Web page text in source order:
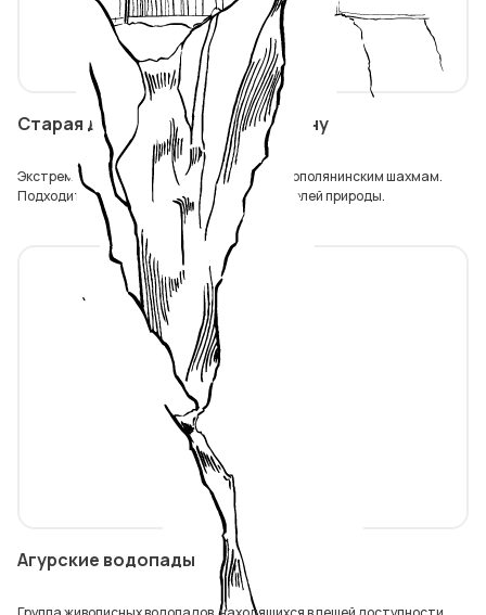
Старая дорога на Красную Поляну
Экстремальный маршрут, ведущий к Краснополянинским шахмам.
Подходит для опытных водителей и любителей природы.
Агурские водопады